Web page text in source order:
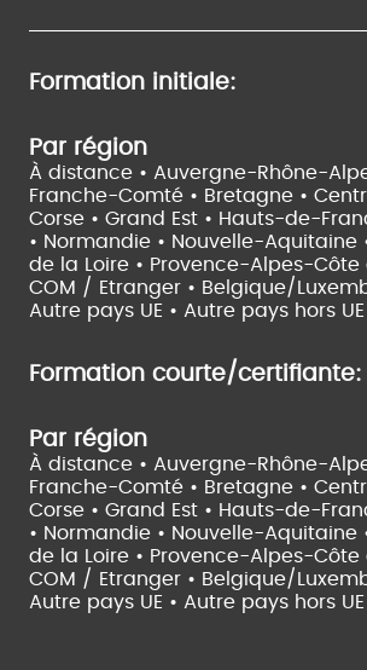
Formation initiale:
Par région
À distance • Auvergne-Rhône-
Franche-Comté • Bretagne •
Corse • Grand Est • Hauts-de-
• Normandie • Nouvelle-Aquitaine
de la Loire • Provence-Alpes-Côte
COM / Etranger • Belgique/
Autre pays UE • Autre pays hors UE
Formation courte/certifiante:
Par région
À distance • Auvergne-Rhône-
Franche-Comté • Bretagne •
Corse • Grand Est • Hauts-de-
• Normandie • Nouvelle-Aquitaine
de la Loire • Provence-Alpes-Côte
COM / Etranger • Belgique/
Autre pays UE • Autre pays hors UE